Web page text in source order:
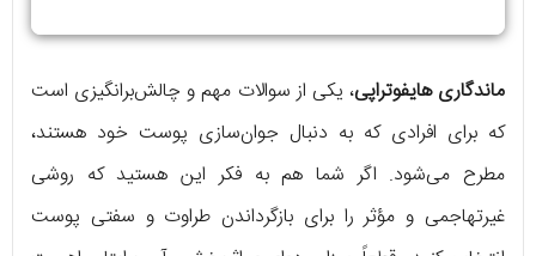
ماندگاری هایفوتراپی، یکی از سوالات مهم و چالش‌برانگیزی است
که برای افرادی که به دنبال جوان‌سازی پوست خود هستند،
مطرح می‌شود. اگر شما هم به فکر این هستید که روشی
غیرتهاجمی و مؤثر را برای بازگرداندن طراوت و سفتی پوست